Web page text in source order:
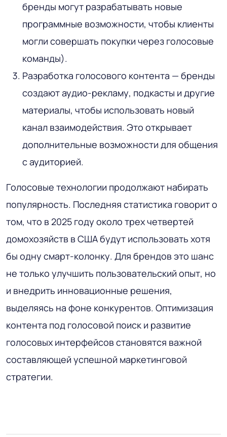
бренды могут разрабатывать новые
программные возможности, чтобы клиенты
могли совершать покупки через голосовые
команды).
Разработка голосового контента — бренды
создают аудио-рекламу, подкасты и другие
материалы, чтобы использовать новый
канал взаимодействия. Это открывает
дополнительные возможности для общения
с аудиторией.
Голосовые технологии продолжают набирать
популярность. Последняя статистика говорит о
том, что в 2025 году около трех четвертей
домохозяйств в США будут использовать хотя
бы одну смарт-колонку. Для брендов это шанс
не только улучшить пользовательский опыт, но
и внедрить инновационные решения,
выделяясь на фоне конкурентов. Оптимизация
контента под голосовой поиск и развитие
голосовых интерфейсов становятся важной
составляющей успешной маркетинговой
стратегии.